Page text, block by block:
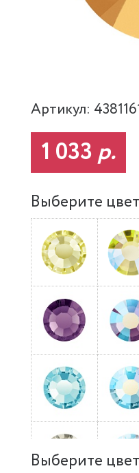
Артикул:
1 033 р.
Выберите
Выберите цвет